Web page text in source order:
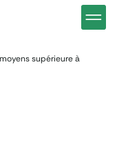
hôteliers Nos
?
supérieure à